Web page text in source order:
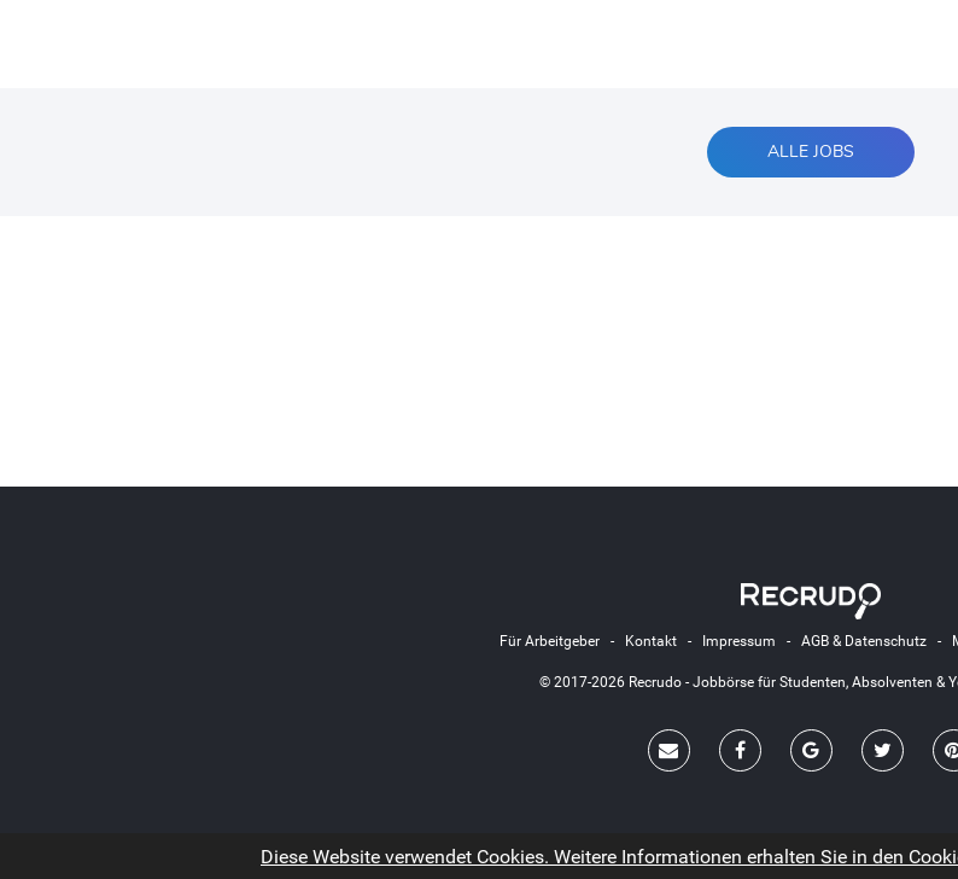
ALLE JOBS
Für Arbeitgeber- Kontakt- Impressum - AGB & Datenschutz-
© 2017-2026 Recrudo - Jobbörse für Studenten, Absolventen &
Diese Website verwendet Cookies. Weitere Informationen erhalten Sie in den